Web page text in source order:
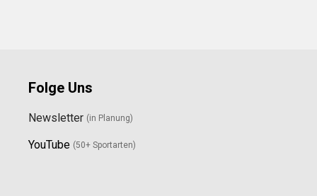
Folge Uns
Newsletter (in Planung)
YouTube (50+ Sportarten)